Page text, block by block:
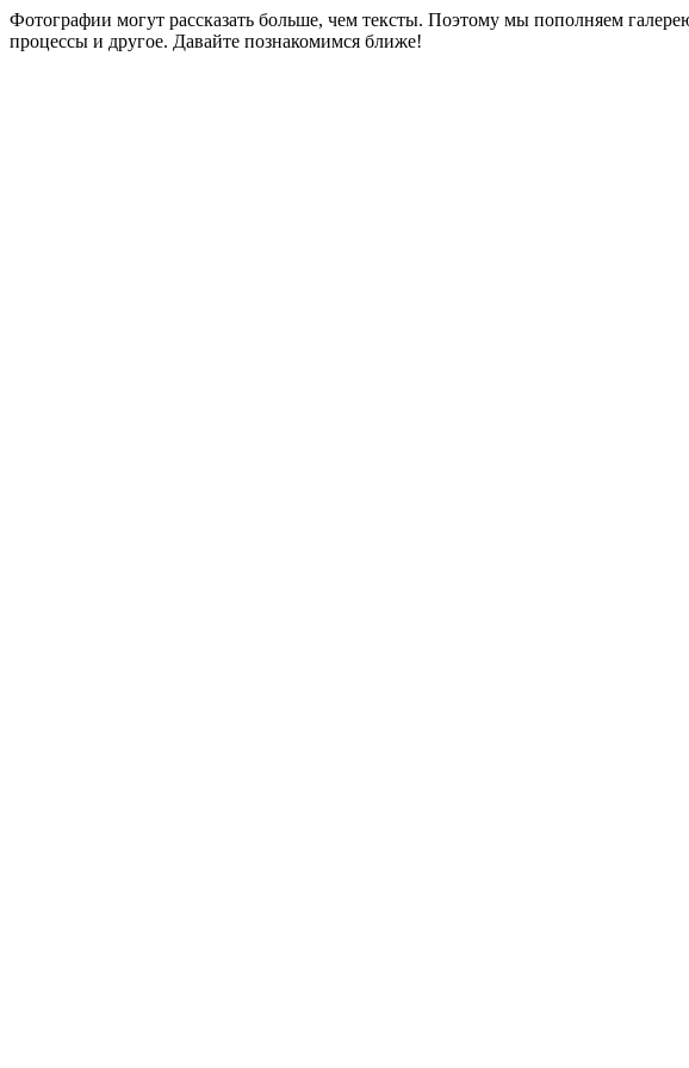
Фотографии могут рассказать больше, чем тексты. Поэтому мы пополняем
процессы и другое. Давайте познакомимся ближе!